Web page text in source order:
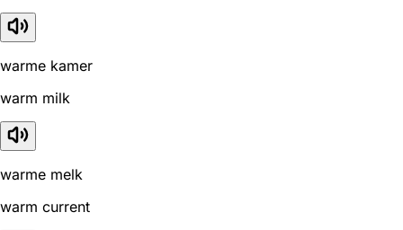
warme kamer
warm milk
warme melk
warm current